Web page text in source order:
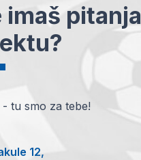
imaš pitanja
tu smo za tebe!
12,